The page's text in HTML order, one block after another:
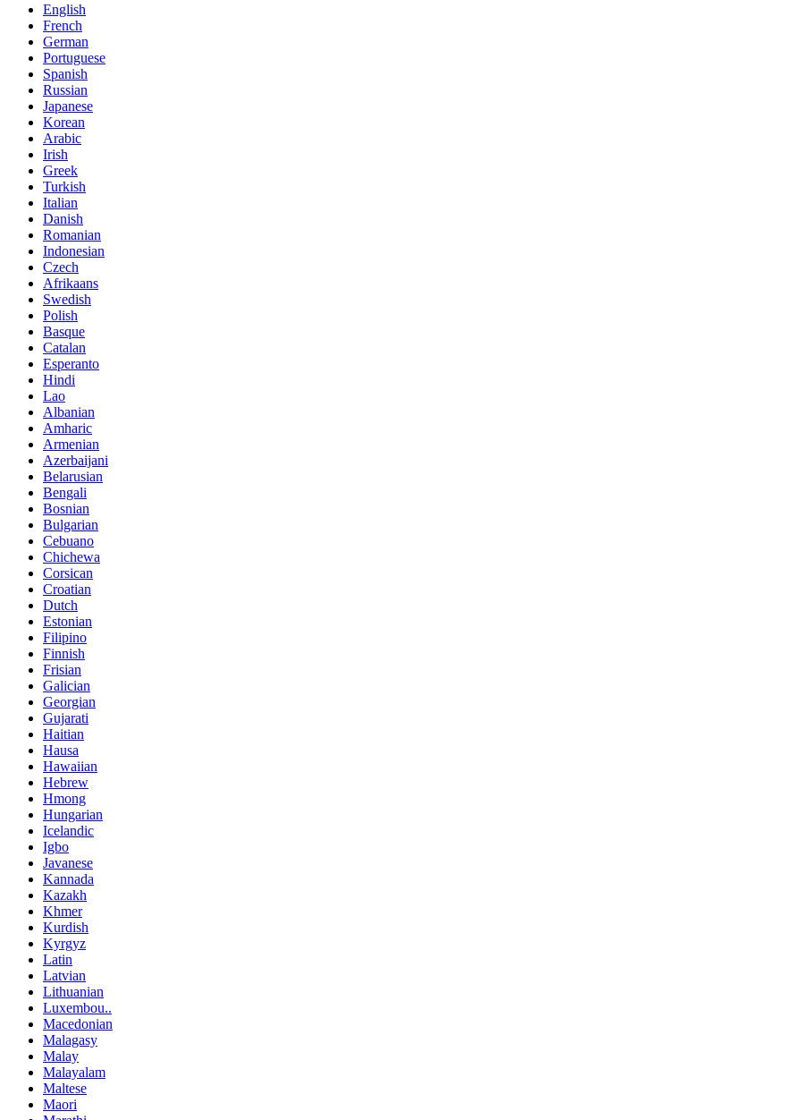
English
French
German
Portuguese
Spanish
Russian
Japanese
Korean
Arabic
Irish
Greek
Turkish
Italian
Danish
Romanian
Indonesian
Czech
Afrikaans
Swedish
Polish
Basque
Catalan
Esperanto
Hindi
Lao
Albanian
Amharic
Armenian
Azerbaijani
Belarusian
Bengali
Bosnian
Bulgarian
Cebuano
Chichewa
Corsican
Croatian
Dutch
Estonian
Filipino
Finnish
Frisian
Galician
Georgian
Gujarati
Haitian
Hausa
Hawaiian
Hebrew
Hmong
Hungarian
Icelandic
Igbo
Javanese
Kannada
Kazakh
Khmer
Kurdish
Kyrgyz
Latin
Latvian
Lithuanian
Luxembou..
Macedonian
Malagasy
Malay
Malayalam
Maltese
Maori